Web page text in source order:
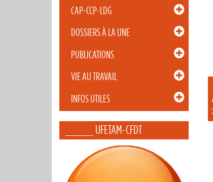
CAP-CCP-LDG
DOSSIERS À LA UNE
PUBLICATIONS
VIE AU TRAVAIL
INFOS UTILES
_____ UFETAM-CFDT